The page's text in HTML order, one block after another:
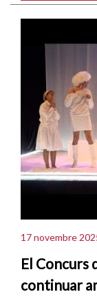
17 novembre
El Concurs
continuar